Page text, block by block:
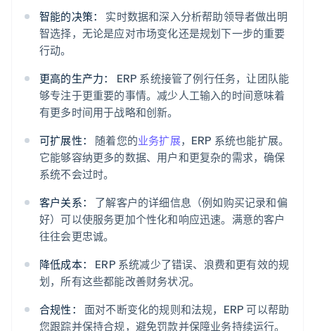
智能的决策：
实时数据和深入分析帮助领导者做出明
智选择，无论是应对市场变化还是规划下一步的重要
行动。
更高的生产力：
ERP 系统接管了例行任务，让团队能
够专注于更重要的事情。减少人工输入的时间意味着
有更多时间用于战略和创新。
可扩展性：
随着您的业务扩展，ERP 系统也能扩展。
它能够容纳更多的数据、用户和更复杂的需求，确保
系统不会过时。
客户关系：
了解客户的详细信息（例如购买记录和偏
好）可以使服务更加个性化和响应迅速。满意的客户
往往会更忠诚。
降低成本：
ERP 系统减少了错误、浪费和更有效的规
划，所有这些都能改善财务状况。
合规性：
面对不断变化的规则和法规，ERP 可以帮助
您跟踪并保持合规，避免罚款并保障业务持续运行。